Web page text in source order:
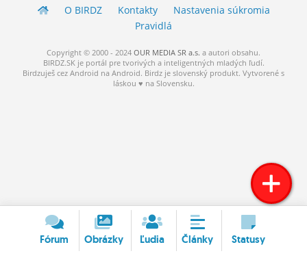
ROLETA
O BIRDZ Kontakty
Nastavenia súkromia
Pravidlá
Copyright © 2000 - 2024 OUR MEDIA SR a.s. a autori obsahu.
BIRDZ.SK je portál pre tvorivých a inteligentných mladých ľudí.
Birdzuješ cez Android na Android. Birdz je slovenský produkt. Vytvorené s
láskou ♥ na Slovensku.
Fórum Obrázky Ľudia Články Statusy